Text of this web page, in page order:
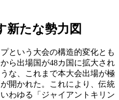
新たな勢力図
という大会の構造的変化とも
ら出場国が48カ国に拡大され
な、これまで本大会出場が極
開かれた。これにより、伝統
わゆる「ジャイアントキリン